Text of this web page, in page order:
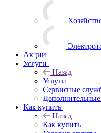
Акции
Услуги
Назад
Услуги
Сервисные
Дополнительные
Как купить
Назад
Как купить